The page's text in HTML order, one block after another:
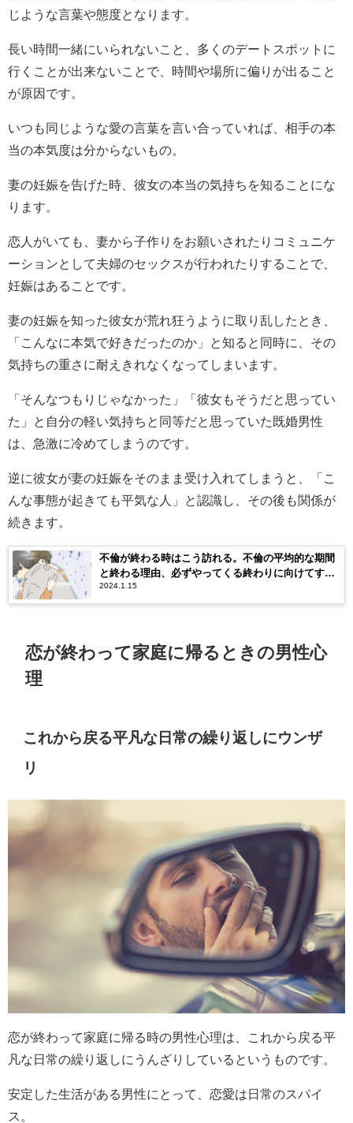
じような言葉や態度となります。
長い時間一緒にいられないこと、多くのデートスポットに
行くことが出来ないことで、時間や場所に偏りが出ること
が原因です。
いつも同じような愛の言葉を言い合っていれば、相手の本
当の本気度は分からないもの。
妻の妊娠を告げた時、彼女の本当の気持ちを知ることにな
ります。
恋人がいても、妻から子作りをお願いされたりコミュニケ
ーションとして夫婦のセックスが行われたりすることで、
妊娠はあることです。
妻の妊娠を知った彼女が荒れ狂うように取り乱したとき、
「こんなに本気で好きだったのか」と知ると同時に、その
気持ちの重さに耐えきれなくなってしまいます。
「そんなつもりじゃなかった」「彼女もそうだと思ってい
た」と自分の軽い気持ちと同等だと思っていた既婚男性
は、急激に冷めてしまうのです。
逆に彼女が妻の妊娠をそのまま受け入れてしまうと、「こ
んな事態が起きても平気な人」と認識し、その後も関係が
続きます。
不倫が終わる時はこう訪れる。不倫の平均的な期間
と終わる理由、必ずやってくる終わりに向けてすべ
き覚悟
2024.1.15
恋が終わって家庭に帰るときの男性心
理
これから戻る平凡な日常の繰り返しにウンザ
リ
恋が終わって家庭に帰る時の男性心理は、これから戻る平
凡な日常の繰り返しにうんざりしているというものです。
安定した生活がある男性にとって、恋愛は日常のスパイ
ス。